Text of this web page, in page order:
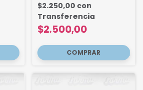
$2.500,00
$2.250,00 con
Transferencia